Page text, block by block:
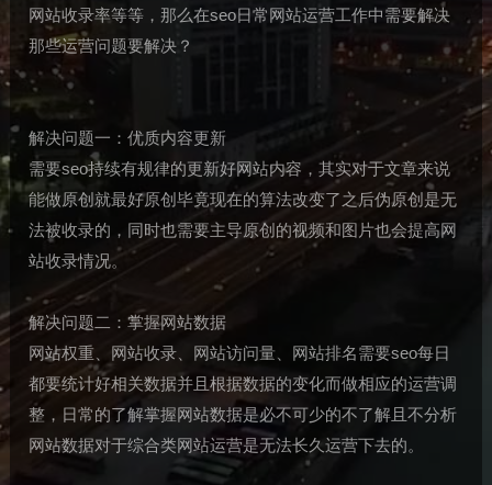
网站收录率等等，那么在seo日常网站运营工作中需要解决
那些运营问题要解决？
解决问题一：优质内容更新
需要seo持续有规律的更新好网站内容，其实对于文章来说
能做原创就最好原创毕竟现在的算法改变了之后伪原创是无
法被收录的，同时也需要主导原创的视频和图片也会提高网
站收录情况。
解决问题二：掌握网站数据
网站权重、网站收录、网站访问量、网站排名需要seo每日
都要统计好相关数据并且根据数据的变化而做相应的运营调
整，日常的了解掌握网站数据是必不可少的不了解且不分析
网站数据对于综合类网站运营是无法长久运营下去的。